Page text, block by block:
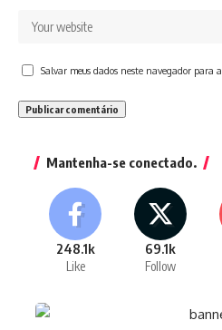
Salvar meus dados neste navegador para
Mantenha-se conectado.
248.1k
Like
69.1k
Follow